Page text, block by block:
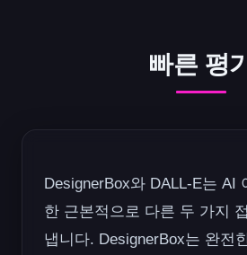
빠른 평
DesignerBox와 DALL-E는 AI
한 근본적으로 다른 두 가지
냅니다. DesignerBox는 완전